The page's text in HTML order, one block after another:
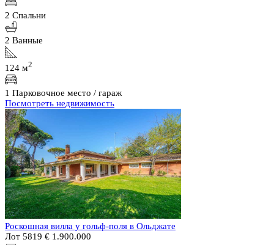
2 Спальни
2 Ванные
124 м2
1 Парковочное место / гараж
Посмотреть недвижимость
Роскошная вилла у гольф-поля в Ольджате
Лот 5819 € 1.900.000